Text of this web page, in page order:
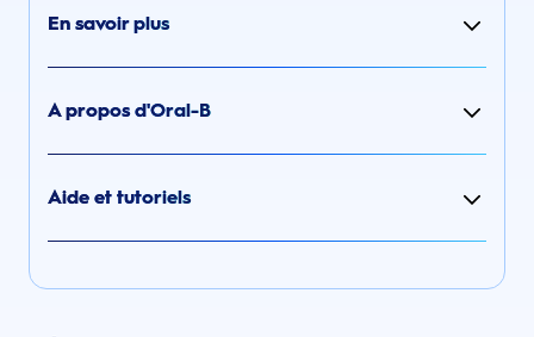
En savoir plus
A propos d'Oral-B
Aide et tutoriels